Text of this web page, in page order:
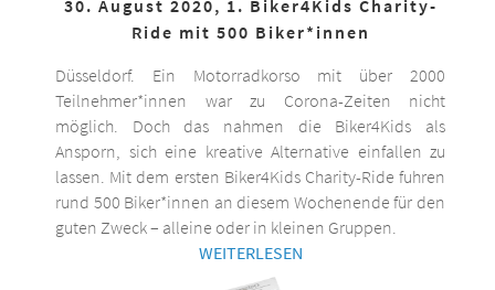
30. August 2020, 1. Biker4Kids Charity-
Ride mit 500 Biker*innen
Düsseldorf. Ein Motorradkorso mit über 2000
Teilnehmer*innen war zu Corona-Zeiten nicht
möglich. Doch das nahmen die Biker4Kids als
Ansporn, sich eine kreative Alternative einfallen zu
lassen. Mit dem ersten Biker4Kids Charity-Ride fuhren
rund 500 Biker*innen an diesem Wochenende für den
guten Zweck – alleine oder in kleinen Gruppen.
WEITERLESEN